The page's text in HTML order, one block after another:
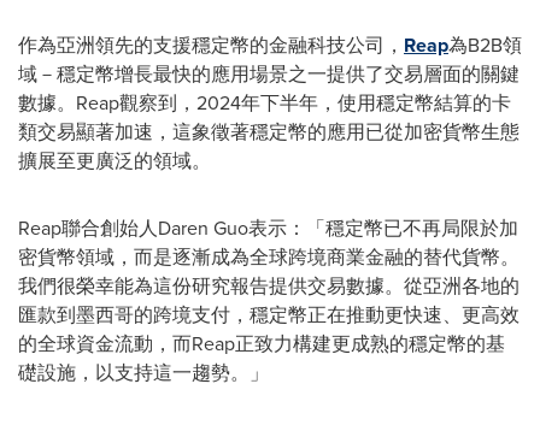
作為亞洲領先的支援穩定幣的金融科技公司， Reap為B2B領
域－穩定幣增長最快的應用場景之一提供了交易層面的關鍵
數據。Reap觀察到，2024年下半年，使用穩定幣結算的卡
類交易顯著加速，這象徵著穩定幣的應用已從加密貨幣生態
擴展至更廣泛的領域。
Reap聯合創始人Daren Guo表示：「穩定幣已不再局限於加
密貨幣領域，而是逐漸成為全球跨境商業金融的替代貨幣。
我們很榮幸能為這份研究報告提供交易數據。從亞洲各地的
匯款到墨西哥的跨境支付，穩定幣正在推動更快速、更高效
的全球資金流動，而Reap正致力構建更成熟的穩定幣的基
礎設施，以支持這一趨勢。」